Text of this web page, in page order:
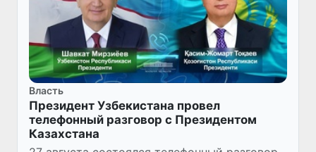
Власть
Президент Узбекистана провел
телефонный разговор с Президентом
Казахстана